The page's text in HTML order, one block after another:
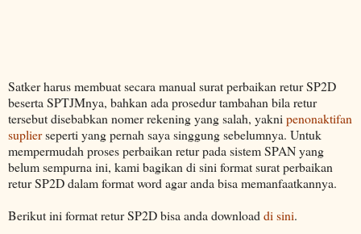
Satker harus membuat secara manual surat perbaikan retur SP2D
beserta SPTJMnya, bahkan ada prosedur tambahan bila retur
tersebut disebabkan nomer rekening yang salah, yakni penonaktifan
suplierseperti yang pernah saya singgung sebelumnya. Untuk
mempermudah proses perbaikan retur pada sistem SPAN yang
belum sempurna ini, kami bagikan di sini format surat perbaikan
retur SP2D dalam format word agar anda bisa memanfaatkannya.
Berikut ini format retur SP2D bisa anda download di sini.